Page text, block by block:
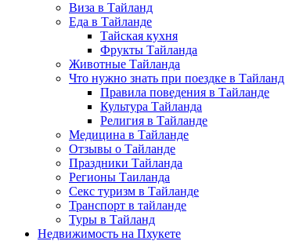
Виза в Тайланд
Еда в Тайланде
Тайская кухня
Фрукты Тайланда
Животные Тайланда
Что нужно знать при поездке в Тайланд
Правила поведения в Тайланде
Культура Тайланда
Религия в Тайланде
Медицина в Тайланде
Отзывы о Тайланде
Праздники Тайланда
Регионы Таиланда
Секс туризм в Тайланде
Транспорт в тайланде
Туры в Тайланд
Недвижимость на Пхукете